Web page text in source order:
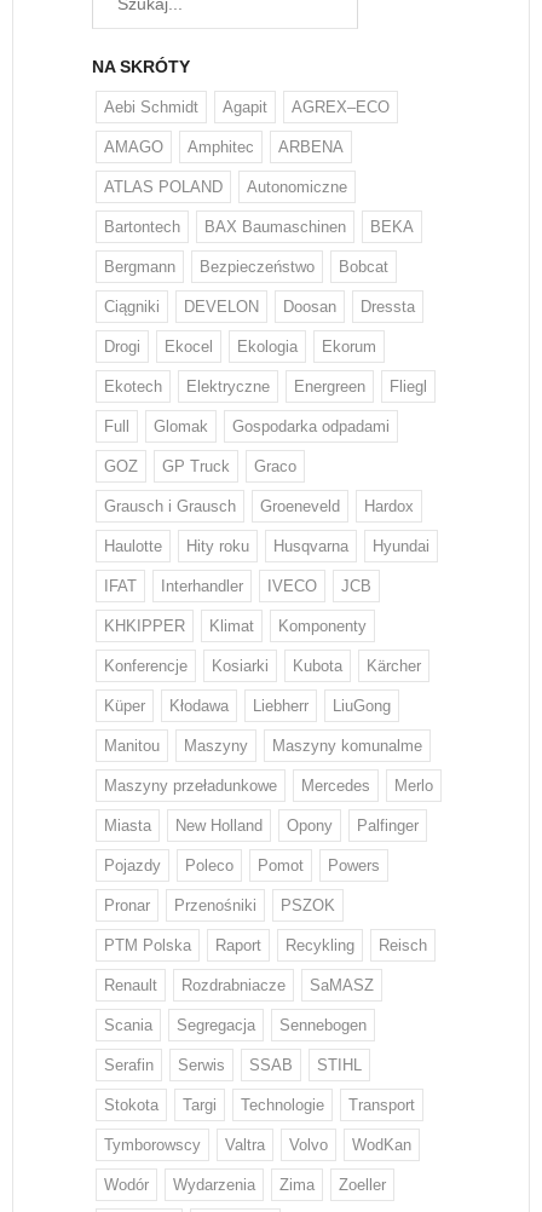
NA SKRÓTY
Aebi Schmidt Agapit AGREX–ECO
AMAGO Amphitec ARBENA
ATLAS POLAND Autonomiczne
Bartontech BAX Baumaschinen BEKA
Bergmann Bezpieczeństwo Bobcat
Ciągniki DEVELON Doosan Dressta
Drogi Ekocel Ekologia Ekorum
Ekotech Elektryczne Energreen Fliegl
Full Glomak Gospodarka odpadami
GOZ GP Truck Graco
Grausch i Grausch Groeneveld Hardox
Haulotte Hity roku Husqvarna Hyundai
IFAT Interhandler IVECO JCB
KHKIPPER Klimat Komponenty
Konferencje Kosiarki Kubota Kärcher
Küper Kłodawa Liebherr LiuGong
Manitou Maszyny Maszyny komunalme
Maszyny przeładunkowe Mercedes Merlo
Miasta New Holland Opony Palfinger
Pojazdy Poleco Pomot Powers
Pronar Przenośniki PSZOK
PTM Polska Raport Recykling Reisch
Renault Rozdrabniacze SaMASZ
Scania Segregacja Sennebogen
Serafin Serwis SSAB STIHL
Stokota Targi Technologie Transport
Tymborowscy Valtra Volvo WodKan
Wodór Wydarzenia Zima Zoeller